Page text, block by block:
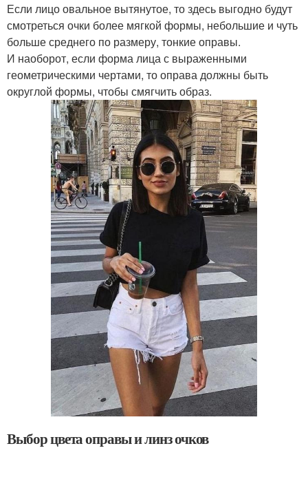
Если лицо овальное вытянутое, то здесь выгодно будут
смотреться очки более мягкой формы, небольшие и чуть
больше среднего по размеру, тонкие оправы.
И наоборот, если форма лица с выраженными
геометрическими чертами, то оправа должны быть
округлой формы, чтобы смягчить образ.
Выбор цвета оправы и линз очков